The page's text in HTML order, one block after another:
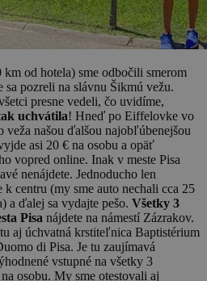
km od hotela) sme odbočili smerom
sa pozreli na slávnu Šikmú vežu.
presne vedeli, čo uvidíme,
uchvátila! Hneď po Eiffelovke vo
veža našou ďalšou najobľúbenejšou
asi 20 € na osobu a opäť
vopred online. Inak v meste Pisa
nenájdete. Jednoducho len
k centru (my sme auto nechali cca 25
a ďalej sa vydajte pešo. Všetky 3
Pisa nájdete na námestí Zázrakov.
aj úchvatná krstiteľnica Baptistérium
di Pisa. Je tu zaujímavá
vstupné na všetky 3
osobu. My sme otestovali aj